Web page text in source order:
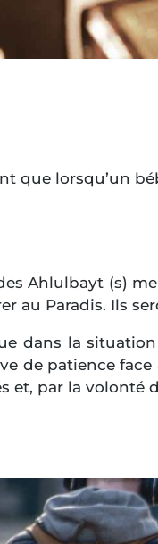
que lorsqu’un
Ahlulbayt (s)
au Paradis. Ils
dans la
de patience face
et, par la volonté